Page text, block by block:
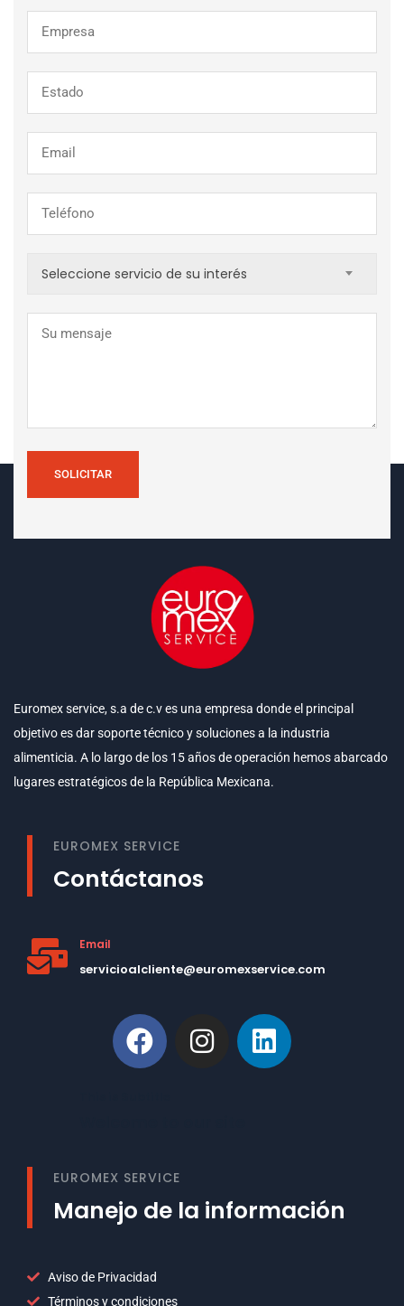
Seleccione servicio de su interés
Euromex service, s.a de c.v es una empresa donde el principal
objetivo es dar soporte técnico y soluciones a la industria
alimenticia. A lo largo de los 15 años de operación hemos abarcado
lugares estratégicos de la República Mexicana.
EUROMEX SERVICE
Contáctanos
Email
servicioalcliente@euromexservice.com
EUROMEX SERVICE
Manejo de la información
Aviso de Privacidad
Términos y condiciones